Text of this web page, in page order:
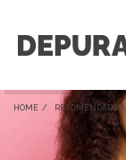
HOME / RECOMENDADOR